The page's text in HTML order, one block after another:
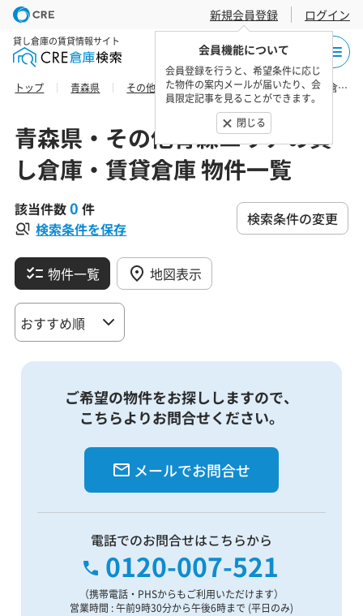
新規会員登録
会員機能について
会員登録を行うと、希望条件に応じ
た物件の案内メールが届いたり、会
員限定記事を見ることができます。
閉じる
ログイン
貸し倉庫の賃貸情報サイト
トップ 青森県 その他青森エリア 南津軽郡大鰐町の貸し倉庫・賃貸倉庫 物件一覧
青森県・その他青森エリアの貸
し倉庫・賃貸倉庫 物件一覧
該当件数0 件
検索条件を保存
検索条件の変更
物件一覧 地図表示
ご希望の物件をお探ししますので、
こちらよりお問合せください。
メールでお問合せ
電話でのお問合せはこちらから
0120-007-521
（携帯電話・PHSからもご利用いただけます）
営業時間 : 午前9時30分から午後6時まで (平日のみ)